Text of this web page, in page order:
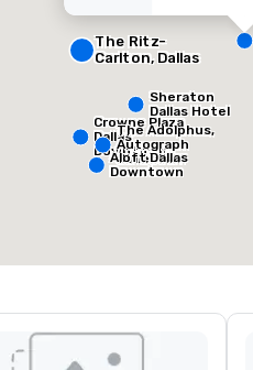
平方英尺
会议室
22
The Ritz-
Carlton, Dallas
Sheraton
Dallas Hotel
Crowne Plaza
Dallas
Downtown
The Adolphus,
Autograph
Collection
Aloft Dallas
Downtown